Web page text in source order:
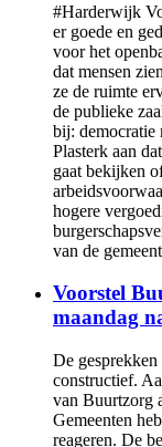
#Harderwijk
er goede en
voor het
dat mensen
ze de ruimte
de publieke
bij: democratie
Plasterk aan
gaat bekijken
hogere
van de
Voorstel
maandag
De
constructief.
van Buurtzorg
Gemeenten
reageren. De